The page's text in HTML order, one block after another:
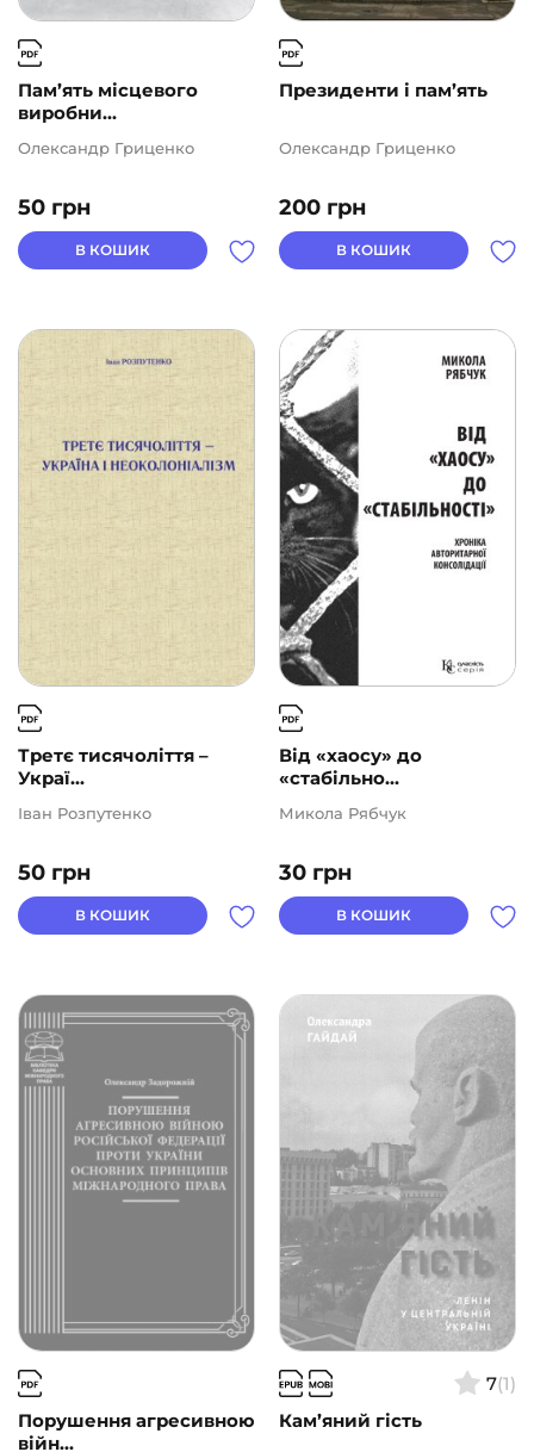
Пам’ять місцевого
виробни...
50 грн
Олександр Гриценко
В КОШИК
Президенти і пам’ять
200 грн
Олександр Гриценко
В КОШИК
Третє тисячоліття –
Украї...
50 грн
Іван Розпутенко
В КОШИК
Від «хаосу» до
«стабільно...
30 грн
Микола Рябчук
В КОШИК
Порушення агресивною
війн...
7(1)
Кам’яний гість